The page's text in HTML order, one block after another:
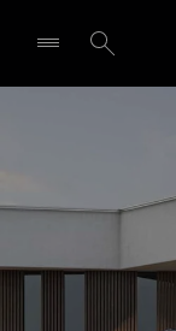
Tecnologia